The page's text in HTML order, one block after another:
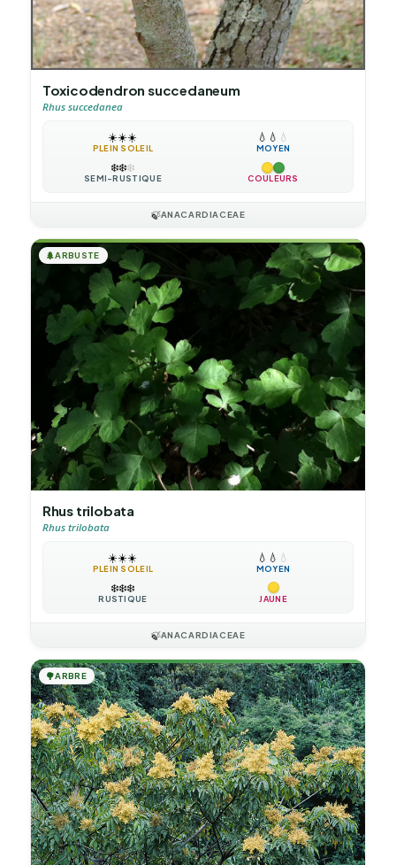
Toxicodendron succedaneum
Rhus succedanea
☀️☀️☀️
PLEIN SOLEIL
💧 💧 💧
MOYEN
❄️❄️❄️
SEMI-RUSTIQUE COULEURS
🍃ANACARDIACEAE
🌲ARBUSTE
Rhus trilobata
Rhus trilobata
☀️☀️☀️
PLEIN SOLEIL
💧 💧 💧
MOYEN
❄️❄️❄️
RUSTIQUE JAUNE
🍃ANACARDIACEAE
🌳ARBRE